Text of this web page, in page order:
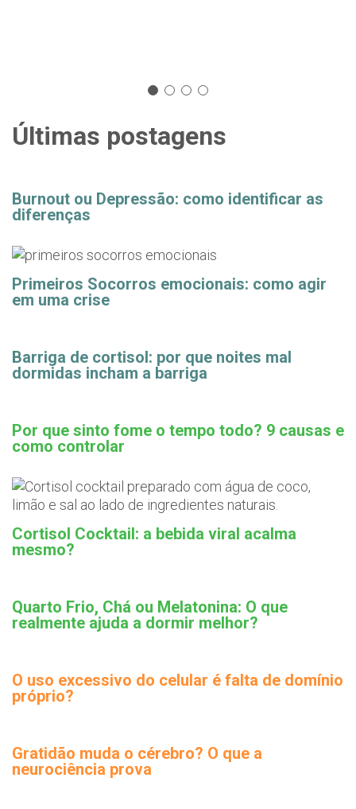
Últimas postagens
Burnout ou Depressão: como identificar as
diferenças
Primeiros Socorros emocionais: como agir
em uma crise
Barriga de cortisol: por que noites mal
dormidas incham a barriga
Por que sinto fome o tempo todo? 9 causas e
como controlar
Cortisol Cocktail: a bebida viral acalma
mesmo?
Quarto Frio, Chá ou Melatonina: O que
realmente ajuda a dormir melhor?
O uso excessivo do celular é falta de domínio
próprio?
Gratidão muda o cérebro? O que a
neurociência prova